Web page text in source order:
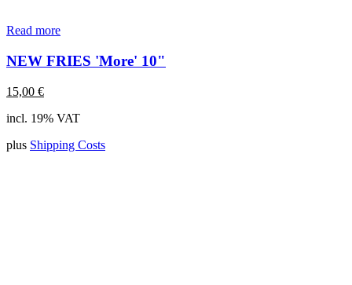
Read more
NEW FRIES 'More' 10"
15,00 €
incl. 19% VAT
plus Shipping Costs